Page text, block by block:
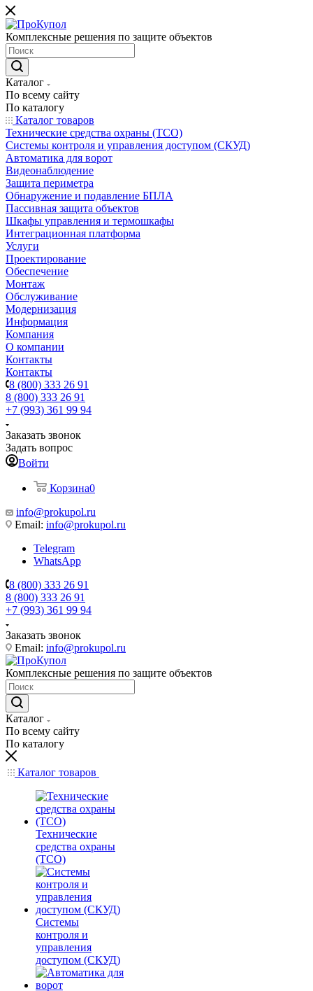
Комплексные решения по защите объектов
Каталог
По всему сайту
По каталогу
Каталог товаров
Технические средства охраны (ТСО)
Системы контроля и управления доступом (СКУД)
Автоматика для ворот
Видеонаблюдение
Защита периметра
Обнаружение и подавление БПЛА
Пассивная защита объектов
Шкафы управления и термошкафы
Интеграционная платформа
Услуги
Проектирование
Обеспечение
Монтаж
Обслуживание
Модернизация
Информация
Компания
О компании
Контакты
Контакты
8 (800) 333 26 91
8 (800) 333 26 91
+7 (993) 361 99 94
Заказать звонок
Задать вопрос
Войти
Корзина0
info@prokupol.ru
Email: info@prokupol.ru
Telegram
WhatsApp
8 (800) 333 26 91
8 (800) 333 26 91
+7 (993) 361 99 94
Заказать звонок
Email: info@prokupol.ru
Комплексные решения по защите объектов
Каталог
По всему сайту
По каталогу
Каталог товаров
Технические
средства охраны
(ТСО)
Системы
контроля и
управления
доступом (СКУД)